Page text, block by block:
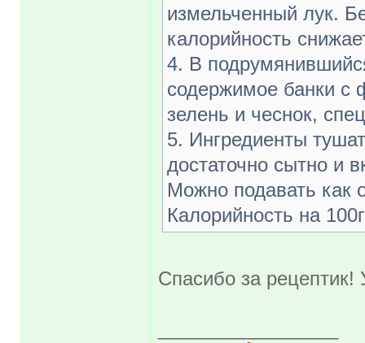
измельченный лук.
калорийность
4. В
содержимое банки с
зелень и чеснок,
5. Ингредиенты
достаточно сытно и
Можно подавать как
Калорийность на
Спасибо за рецептик!